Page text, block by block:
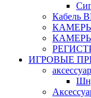
КАМЕРЫ
КАМЕРЫ
ИГРОВЫЕ